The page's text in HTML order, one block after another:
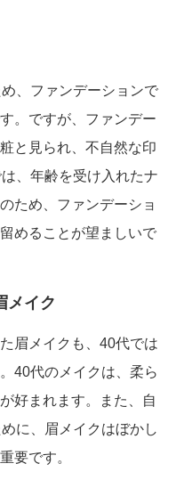
、ファンデーションで
。ですが、ファンデー
と見られ、不自然な印
、年齢を受け入れたナ
ため、ファンデーショ
めることが望ましいで
メイク
眉メイクも、40代では
40代のメイクは、柔ら
好まれます。また、自
に、眉メイクはぼかし
要です。